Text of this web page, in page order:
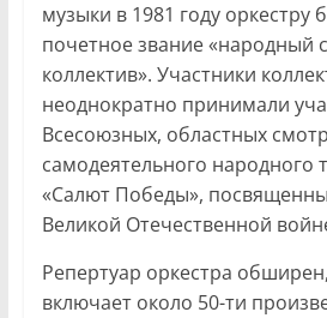
музыки в 1981 году оркестру
почетное звание «народный
коллектив». Участники
неоднократно принимали
Всесоюзных, областных
самодеятельного народного
«Салют Победы»,
Великой Отечественной
Репертуар оркестра
включает около 50-ти